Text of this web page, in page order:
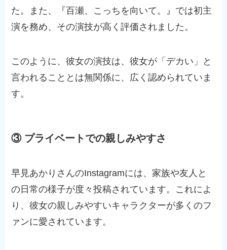
た。また、『百瀬、こっちを向いて。』では初主
演を務め、その演技が高く評価されました。
このように、彼女の演技は、彼女が「デカい」と
言われることとは無関係に、広く認められていま
す。
③ プライベートでの親しみやすさ
早見あかりさんのInstagramには、家族や友人と
の日常の様子が度々投稿されています。これによ
り、彼女の親しみやすいキャラクターが多くのフ
ァンに愛されています。